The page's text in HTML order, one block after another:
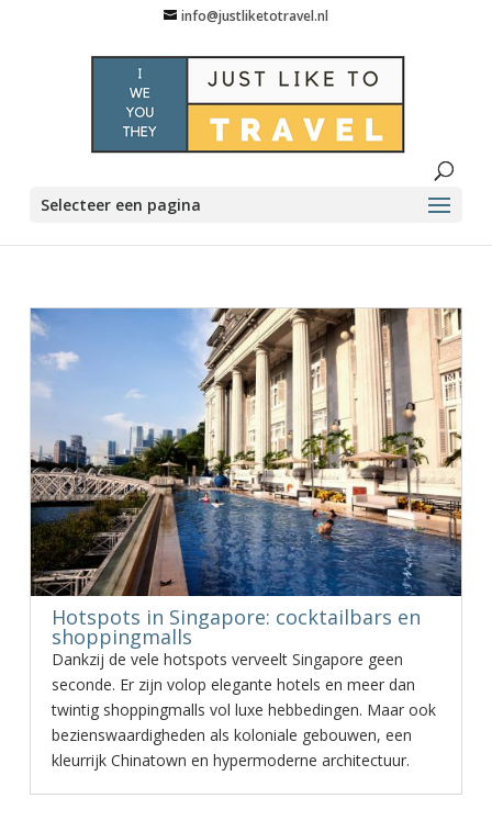
info@justliketotravel.nl
Selecteer een pagina
Hotspots in Singapore: cocktailbars en
shoppingmalls
Dankzij de vele hotspots verveelt Singapore geen
seconde. Er zijn volop elegante hotels en meer dan
twintig shoppingmalls vol luxe hebbedingen. Maar ook
bezienswaardigheden als koloniale gebouwen, een
kleurrijk Chinatown en hypermoderne architectuur.